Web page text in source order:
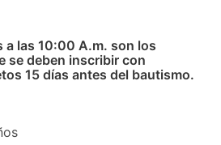
a las 10:00 A.m. son los
se deben inscribir con
15 días antes del bautismo.